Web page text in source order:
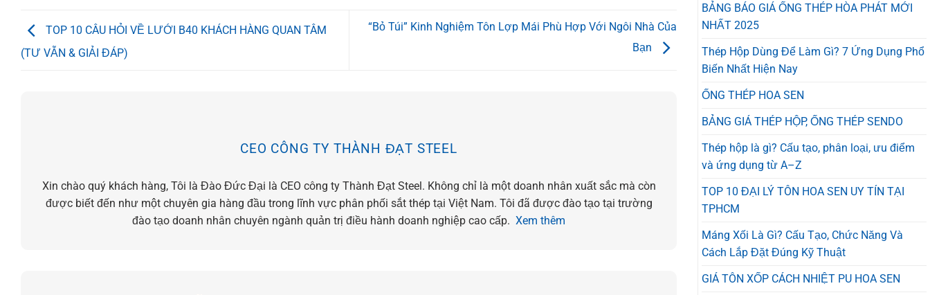
TOP 10 CÂU HỎI VỀ LƯỚI B40 KHÁCH HÀNG QUAN TÂM
(TƯ VẪN & GIẢI ĐÁP)
“Bỏ Túi” Kinh Nghiệm Tôn Lợp Mái Phù Hợp Với Ngôi Nhà Của
Bạn
CEO CÔNG TY THÀNH ĐẠT STEEL
Xin chào quý khách hàng, Tôi là Đào Đức Đại là CEO công ty Thành Đạt Steel. Không chỉ là một doanh nhân xuất sắc mà còn
được biết đến như một chuyên gia hàng đầu trong lĩnh vực phân phối sắt thép tại Việt Nam. Tôi đã được đào tạo tại trường
đào tạo doanh nhân chuyên ngành quản trị điều hành doanh nghiệp cao cấp. Xem thêm
BẢNG BÁO GIÁ ỐNG THÉP HÒA PHÁT MỚI
NHẤT 2025
Thép Hộp Dùng Để Làm Gì? 7 Ứng Dụng Phổ
Biến Nhất Hiện Nay
ỐNG THÉP HOA SEN
BẢNG GIÁ THÉP HỘP, ỐNG THÉP SENDO
Thép hộp là gì? Cấu tạo, phân loại, ưu điểm
và ứng dụng từ A–Z
TOP 10 ĐẠI LÝ TÔN HOA SEN UY TÍN TẠI
TPHCM
Máng Xối Là Gì? Cấu Tạo, Chức Năng Và
Cách Lắp Đặt Đúng Kỹ Thuật
GIÁ TÔN XỐP CÁCH NHIỆT PU HOA SEN